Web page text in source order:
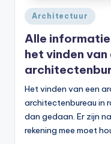
Geplaatst
in
Architectuur
Alle
het vinden
Het vinden van een
architectenbureau in
dan gedaan. Er zijn
rekening mee moet